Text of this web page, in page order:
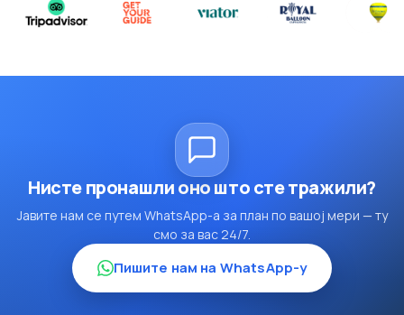
Нисте пронашли оно што сте тражили?
Јавите нам се путем WhatsApp-а за план по вашој мери — ту
смо за вас 24/7.
Пишите нам на WhatsApp-у